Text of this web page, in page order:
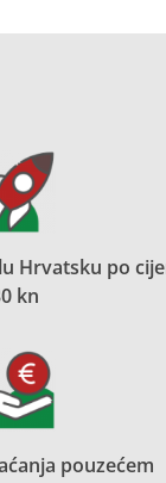
Hrvatsku po
kn
pouzećem